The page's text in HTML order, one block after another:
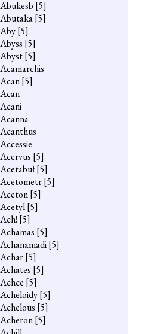
Abukesb [5]
Abutaka[5]
Aby[5]
Abyss [5]
Abyst[5]
Acamarchis
Acan[5]
Acan
Acani
Acanna
Acanthus
Accessie
Acervus [5]
Acetabuł[5]
Acetometr[5]
Aceton[5]
Acetyl[5]
Ach! [5]
Achamas [5]
Achanamadi[5]
Achar[5]
Achates [5]
Achce [5]
Acheloidy[5]
Achelous [5]
Acheron[5]